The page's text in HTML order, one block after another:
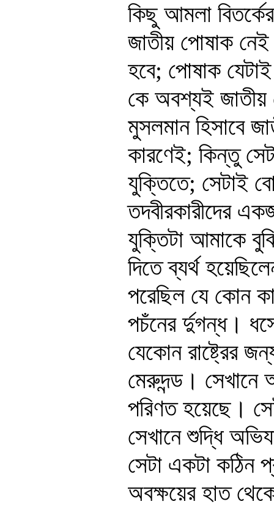
কিছু আমলা
জাতীয় পোষাক
হবে; পোষাক
কে অবশ্যই জাতীয়
মুসলমান হিসাবে
কারণেই; কিন্তু
যুক্তিতে; সেটাই
তদবীরকারীদের
যুক্তিটা আমাকে
দিতে ব্যর্থ
পরেছিল যে কোন
পচঁনের র্দুগন্ধ।
যেকোন রাষ্ট্রের
মেরুদন্ড। সেখানে
পরিণত হয়েছে।
সেখানে শুদ্ধি
সেটা একটা কঠিন
অবক্ষয়ের হাত